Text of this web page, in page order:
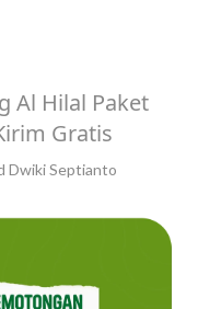
Al Hilal Paket
Gratis
Dwiki Septianto